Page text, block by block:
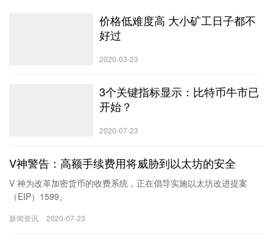
价格低难度高 大小矿工日子都不
好过
2020-03-23
3个关键指标显示：比特币牛市已
开始？
2020-07-23
V神警告：高额手续费用将威胁到以太坊的安全
V 神为改革加密货币的收费系统，正在倡导实施以太坊改进提案
（EIP）1599。
新闻资讯 2020-07-23